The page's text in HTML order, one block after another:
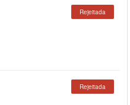
Rejeitada
Rejeitada